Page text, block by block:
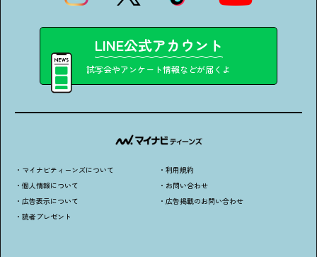
LINE公式アカウント
試写会やアンケート情報などが届くよ
・マイナビティーンズについて
・個人情報について
・広告表示について
・読者プレゼント
・利用規約
・お問い合わせ
・広告掲載のお問い合わせ